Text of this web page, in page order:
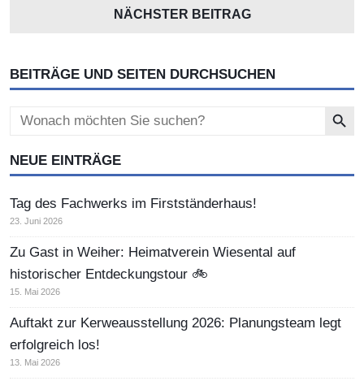
NÄCHSTER BEITRAG
BEITRÄGE UND SEITEN DURCHSUCHEN
Search
for:
NEUE EINTRÄGE
Tag des Fachwerks im Firstständerhaus!
23. Juni 2026
Zu Gast in Weiher: Heimatverein Wiesental auf
historischer Entdeckungstour 🚲
15. Mai 2026
Auftakt zur Kerweausstellung 2026: Planungsteam legt
erfolgreich los!
13. Mai 2026